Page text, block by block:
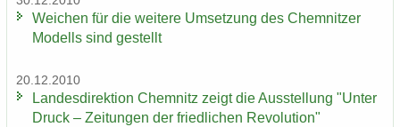
Wei­chen für die wei­te­re Um­set­zung des Chem­nit­zer
Mo­dells sind ge­stellt
20.12.2010
Lan­des­di­rek­ti­on Chem­nitz zeigt die Aus­stel­lung "Unter
Druck – Zei­tun­gen der fried­li­chen Re­vo­lu­ti­on"